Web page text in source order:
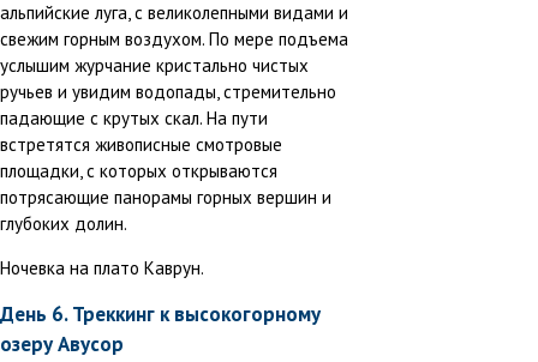
альпийские луга, с великолепными видами и
свежим горным воздухом. По мере подъема
услышим журчание кристально чистых
ручьев и увидим водопады, стремительно
падающие с крутых скал. На пути
встретятся живописные смотровые
площадки, с которых открываются
потрясающие панорамы горных вершин и
глубоких долин.
Ночевка на плато Каврун.
День 6. Треккинг к высокогорному
озеру Авусор